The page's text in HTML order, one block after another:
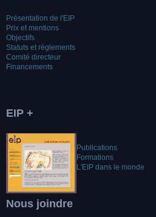
Présentation de l'EIP
Prix et mentions
Objectifs
Statuts et règlements
Comité directeur
Financements
EIP +
Publications
Formations
L'EIP dans le monde
Nous joindre